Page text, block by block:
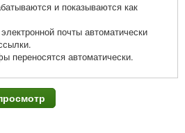
и показываются как
почты автоматически
переносятся автоматически.